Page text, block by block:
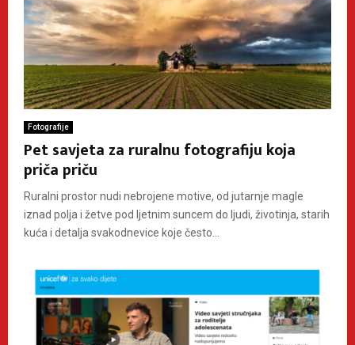
Fotografije
Pet savjeta za ruralnu fotografiju koja
priča priču
Ruralni prostor nudi nebrojene motive, od jutarnje magle
iznad polja i žetve pod ljetnim suncem do ljudi, životinja, starih
kuća i detalja svakodnevice koje često...